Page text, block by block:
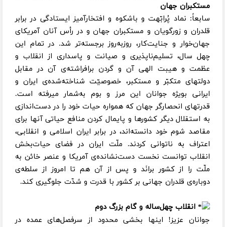
مستکبران جهان
سابعاً: نماد پُرابّهت و باشکوه و افتخارآمیز ایستادگی در برابر
قلدران و زورگویان و مستکبران جهان و در رأس آنان آمریکای
جهان‌خوار و جنایت‌کار، روزبه‌روز برجسته‌تر شد. در تمام این
چهل سال، تسلیم‌ناپذیری و صیانت و پاسداری از انقلاب و
عظمت و هیبت الهی آن و گردن برافراشته‌ی آن در مقابل
دولتهای متکبّر و مستکبر، خصوصیّت شناخته‌شده‌ی ایران و
ایرانی بویژه جوانان این مرز و بوم به‌شمار میرفته است.
قدرتهای انحصارگر جهان که همواره حیات خود را در دست‌اندازی
به استقلال دیگر کشورها و پایمال کردن منافع حیاتی آنها برای
مقاصد شوم خود دانسته‌اند، در برابر ایران اسلامی و انقلابی،
اعتراف به ناتوانی کردند. ملّت ایران در فضای حیات‌بخش
انقلاب توانست نخست دست‌نشانده‌ی آمریکا و عنصر خائن به
ملّت را از کشور برانَد و پس از ‌آن هم تا امروز از سلطه‌ی
دوباره‌ی قلدران جهانی بر کشور با قدرت و شدّت جلوگیری کند.
انقلاب چهل‌ساله و گام بزرگ دوم
جوانان عزیز! اینها بخشی محدود از سرفصل‌های عمده در